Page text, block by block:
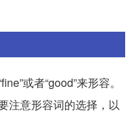
或者“good”来形容。
注意形容词的选择，以